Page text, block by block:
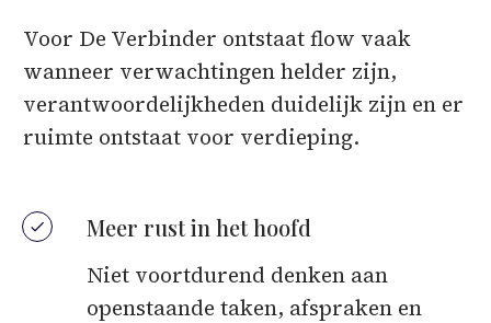
Voor De Verbinder ontstaat flow vaak
wanneer verwachtingen helder zijn,
verantwoordelijkheden duidelijk zijn en er
ruimte ontstaat voor verdieping.
Meer rust in het hoofd
Niet voortdurend denken aan
openstaande taken, afspraken en